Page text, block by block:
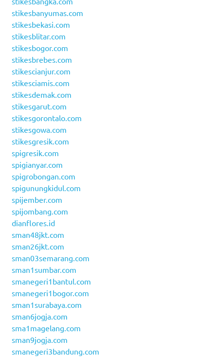
stikesbanyumas.com
stikesbekasi.com
stikesblitar.com
stikesbogor.com
stikesbrebes.com
stikescianjur.com
stikesciamis.com
stikesdemak.com
stikesgarut.com
stikesgorontalo.com
stikesgowa.com
stikesgresik.com
spigresik.com
spigianyar.com
spigrobongan.com
spigunungkidul.com
spijember.com
spijombang.com
dianflores.id
sman48jkt.com
sman26jkt.com
sman03semarang.com
sman1sumbar.com
smanegeri1bantul.com
smanegeri1bogor.com
sman1surabaya.com
sman6jogja.com
sma1magelang.com
sman9jogja.com
smanegeri3bandung.com